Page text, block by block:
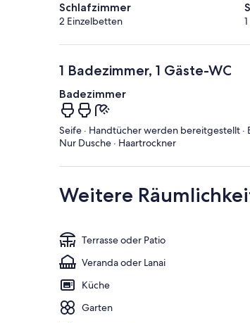
Schlafzimmer
2 Einzelbetten
1 Badezimmer, 1 Gäste-WC
Badezimmer
Seife · Handtücher werden bereitgestellt ·
Nur Dusche · Haartrockner
Weitere
Terrasse oder Patio
Veranda oder Lanai
Küche
Garten